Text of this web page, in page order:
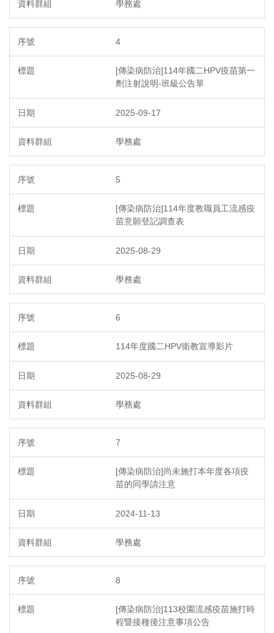
學務處
4
[傳染病防治]114年國二HPV疫苗第一
劑注射說明-班級公告單
2025-09-17
學務處
5
[傳染病防治]114年度教職員工流感疫
苗意願登記調查表
2025-08-29
學務處
6
114年度國二HPV衛教宣導影片
2025-08-29
學務處
7
[傳染病防治]尚未施打本年度各項疫
苗的同學請注意
2024-11-13
學務處
8
[傳染病防治]113校園流感疫苗施打時
程暨接種後注意事項公告